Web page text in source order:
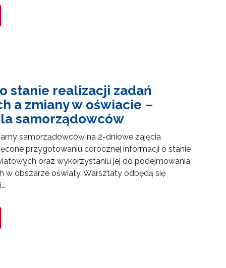
stanie realizacji zadań
a zmiany w oświacie –
samorządowców
samorządowców na 2-dniowe zajęcia
przygotowaniu corocznej informacji o stanie
oraz wykorzystaniu jej do podejmowania
w obszarze oświaty. Warsztaty odbędą się